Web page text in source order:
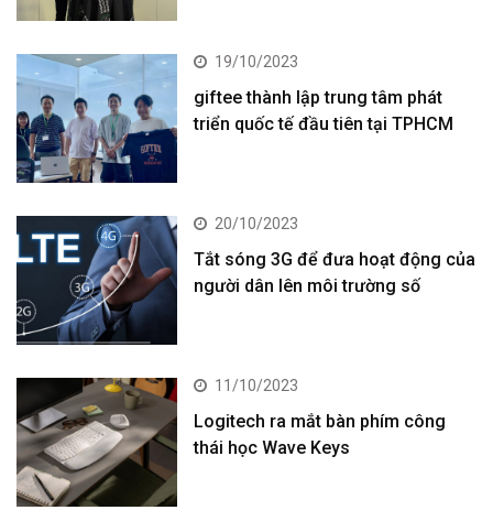
19/10/2023
giftee thành lập trung tâm phát
triển quốc tế đầu tiên tại TPHCM
20/10/2023
Tắt sóng 3G để đưa hoạt động của
người dân lên môi trường số
11/10/2023
Logitech ra mắt bàn phím công
thái học Wave Keys